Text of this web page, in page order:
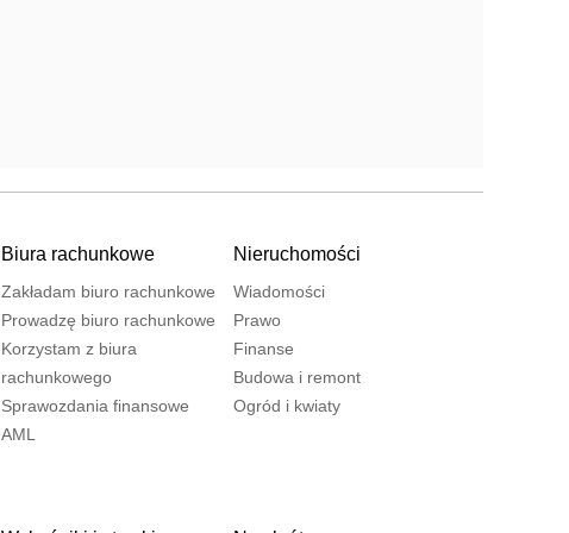
Biura rachunkowe
Zakładam biuro rachunkowe
Prowadzę biuro rachunkowe
Korzystam z biura
rachunkowego
Sprawozdania finansowe
AML
Nieruchomości
Wiadomości
Prawo
Finanse
Budowa i remont
Ogród i kwiaty